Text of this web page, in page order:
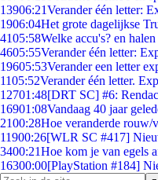
13906:21Verander één letter:
1906:04Het grote dagelijkse
4105:58Welke accu's? en
4605:55Verander één letter:
19605:53Verander een letter
1105:52Verander één letter.
12701:48[DRT SC] #6:
16901:08Vandaag 40 jaar
2100:28Hoe veranderde rouw/
11900:26[WLR SC #417]
3400:21Hoe kom je van egels
16300:00[PlayStation #184]